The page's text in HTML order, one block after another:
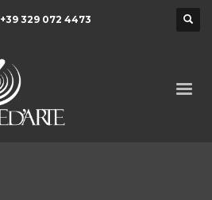
+39 329 072 4473